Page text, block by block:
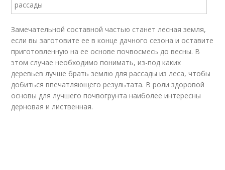
Замечательной составной частью станет лесная земля,
если вы заготовите ее в конце дачного сезона и оставите
приготовленную на ее основе почвосмесь до весны. В
этом случае необходимо понимать, из-под каких
деревьев лучше брать землю для рассады из леса, чтобы
добиться впечатляющего результата. В роли здоровой
основы для лучшего почвогрунта наиболее интересны
дерновая и лиственная.